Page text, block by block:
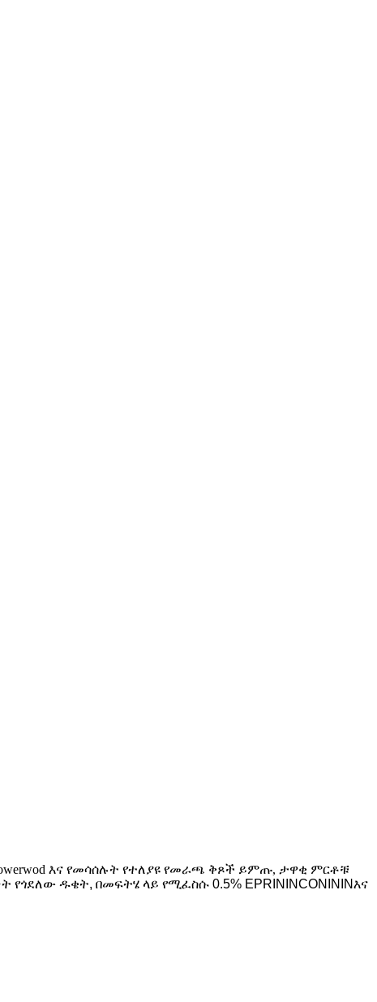
እና የመሳሰሉት የተለያዩ የመራጫ ቅጾች ይምጡ, ታዋቂ ምርቶቹ
የጎደለው ዱቄት, በመፍትሄ ላይ የሚፈስሱ 0.5% EPRININCONININእና